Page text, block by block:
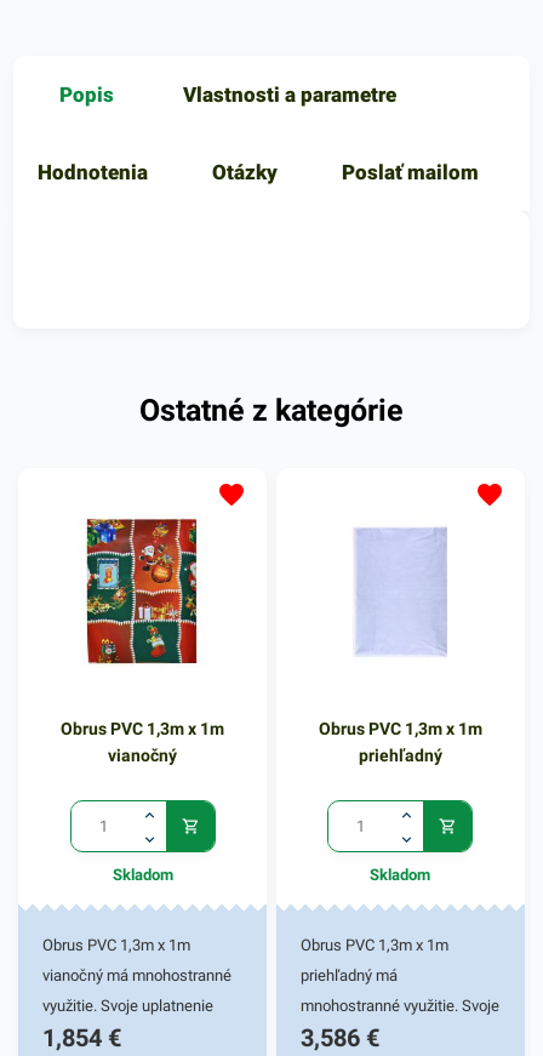
Popis Vlastnosti a parametre
Hodnotenia Otázky Poslať mailom
Ostatné z kategórie
Obrus PVC 1,3m x 1m
vianočný
Skladom
Obrus PVC 1,3m x 1m
vianočný má mnohostranné
využitie. Svoje uplatnenie
nájde predovšetkým pri
1,854 €
Obrus PVC 1,3m x 1m
priehľadný
Skladom
Obrus PVC 1,3m x 1m
priehľadný má
mnohostranné využitie. Svoje
uplatnenie nájde
3,586 €